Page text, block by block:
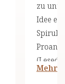
zu
Idee
Mehr